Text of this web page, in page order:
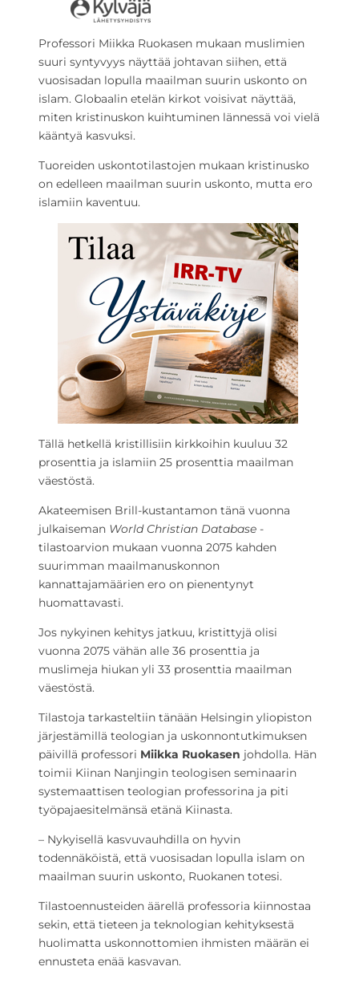
Professori Miikka Ruokasen mukaan muslimien
suuri syntyvyys näyttää johtavan siihen, että
vuosisadan lopulla maailman suurin uskonto on
islam. Globaalin etelän kirkot voisivat näyttää,
miten kristinuskon kuihtuminen lännessä voi vielä
kääntyä kasvuksi.
Tuoreiden uskontotilastojen mukaan kristinusko
on edelleen maailman suurin uskonto, mutta ero
islamiin kaventuu.
Tällä hetkellä kristillisiin kirkkoihin kuuluu 32
prosenttia ja islamiin 25 prosenttia maailman
väestöstä.
Akateemisen Brill-kustantamon tänä vuonna
julkaiseman World Christian Database -
tilastoarvion mukaan vuonna 2075 kahden
suurimman maailmanuskonnon
kannattajamäärien ero on pienentynyt
huomattavasti.
Jos nykyinen kehitys jatkuu, kristittyjä olisi
vuonna 2075 vähän alle 36 prosenttia ja
muslimeja hiukan yli 33 prosenttia maailman
väestöstä.
Tilastoja tarkasteltiin tänään Helsingin yliopiston
järjestämillä teologian ja uskonnontutkimuksen
päivillä professori Miikka Ruokasen johdolla. Hän
toimii Kiinan Nanjingin teologisen seminaarin
systemaattisen teologian professorina ja piti
työpajaesitelmänsä etänä Kiinasta.
– Nykyisellä kasvuvauhdilla on hyvin
todennäköistä, että vuosisadan lopulla islam on
maailman suurin uskonto, Ruokanen totesi.
Tilastoennusteiden äärellä professoria kiinnostaa
sekin, että tieteen ja teknologian kehityksestä
huolimatta uskonnottomien ihmisten määrän ei
ennusteta enää kasvavan.